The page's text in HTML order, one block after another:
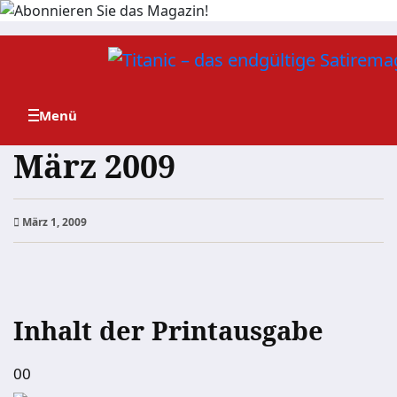
Zum
März 2009
März 1, 2009
Inhalt der Printausgabe
00